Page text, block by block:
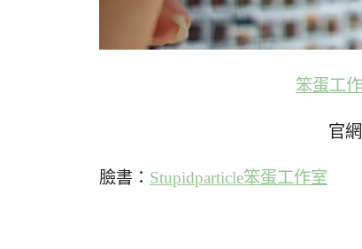
笨蛋工
官網
臉書： Stupidparticle笨蛋工作室